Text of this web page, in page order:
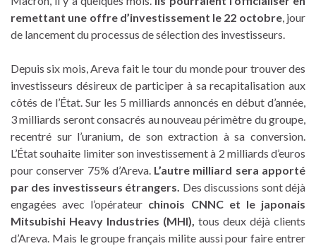
remettant une offre d’investissement le 22 octobre, jour
de lancement du processus de sélection des investisseurs.
Depuis six mois, Areva fait le tour du monde pour trouver des
investisseurs désireux de participer à sa recapitalisation aux
côtés de l’État. Sur les 5 milliards annoncés en début d’année,
3 milliards seront consacrés au nouveau périmètre du groupe,
recentré sur l’uranium, de son extraction à sa conversion.
L’État souhaite limiter son investissement à 2 milliards d’euros
pour conserver 75% d’Areva. L’autre milliard sera apporté
par des investisseurs étrangers. Des discussions sont déjà
engagées avec l’opérateur chinois CNNC et le japonais
Mitsubishi Heavy Industries (MHI), tous deux déjà clients
d’Areva. Mais le groupe français milite aussi pour faire entrer